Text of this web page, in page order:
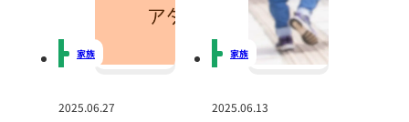
2025.06.27
家族
2025.06.13
家族